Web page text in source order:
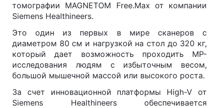
томографии MAGNETOM Free.Max от компании
Siemens Healthineers.
Это один из первых в мире сканеров с
диаметром 80 см и нагрузкой на стол до 320 кг,
который дает возможность проходить МР-
исследования людям с избыточным весом,
большой мышечной массой или высокого роста.
За счет инновационной платформы High-V от
Siemens Healthineers обеспечивается